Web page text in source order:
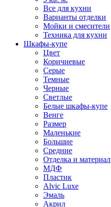
Все для кухни
Варианты отделки
Мойки и смесители
Техника для кухни
Шкафы-купе
Цвет
Коричневые
Серые
Темные
Черные
Светлые
Белые шкафы-купе
Венге
Размер
Маленькие
Большие
Средние
Отделка и материал
МДФ
Пластик
Alvic Luxe
Эмаль
Акрил